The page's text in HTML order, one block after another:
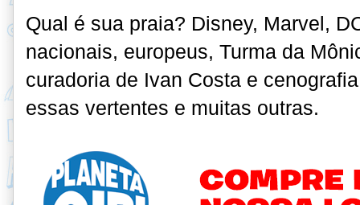
Qual é sua praia? Disney, Marvel,
nacionais, europeus, Turma da
curadoria de Ivan Costa e
essas vertentes e muitas outras.